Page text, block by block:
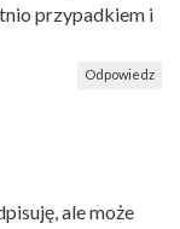
przypadkiem i
Odpowiedz
ale może